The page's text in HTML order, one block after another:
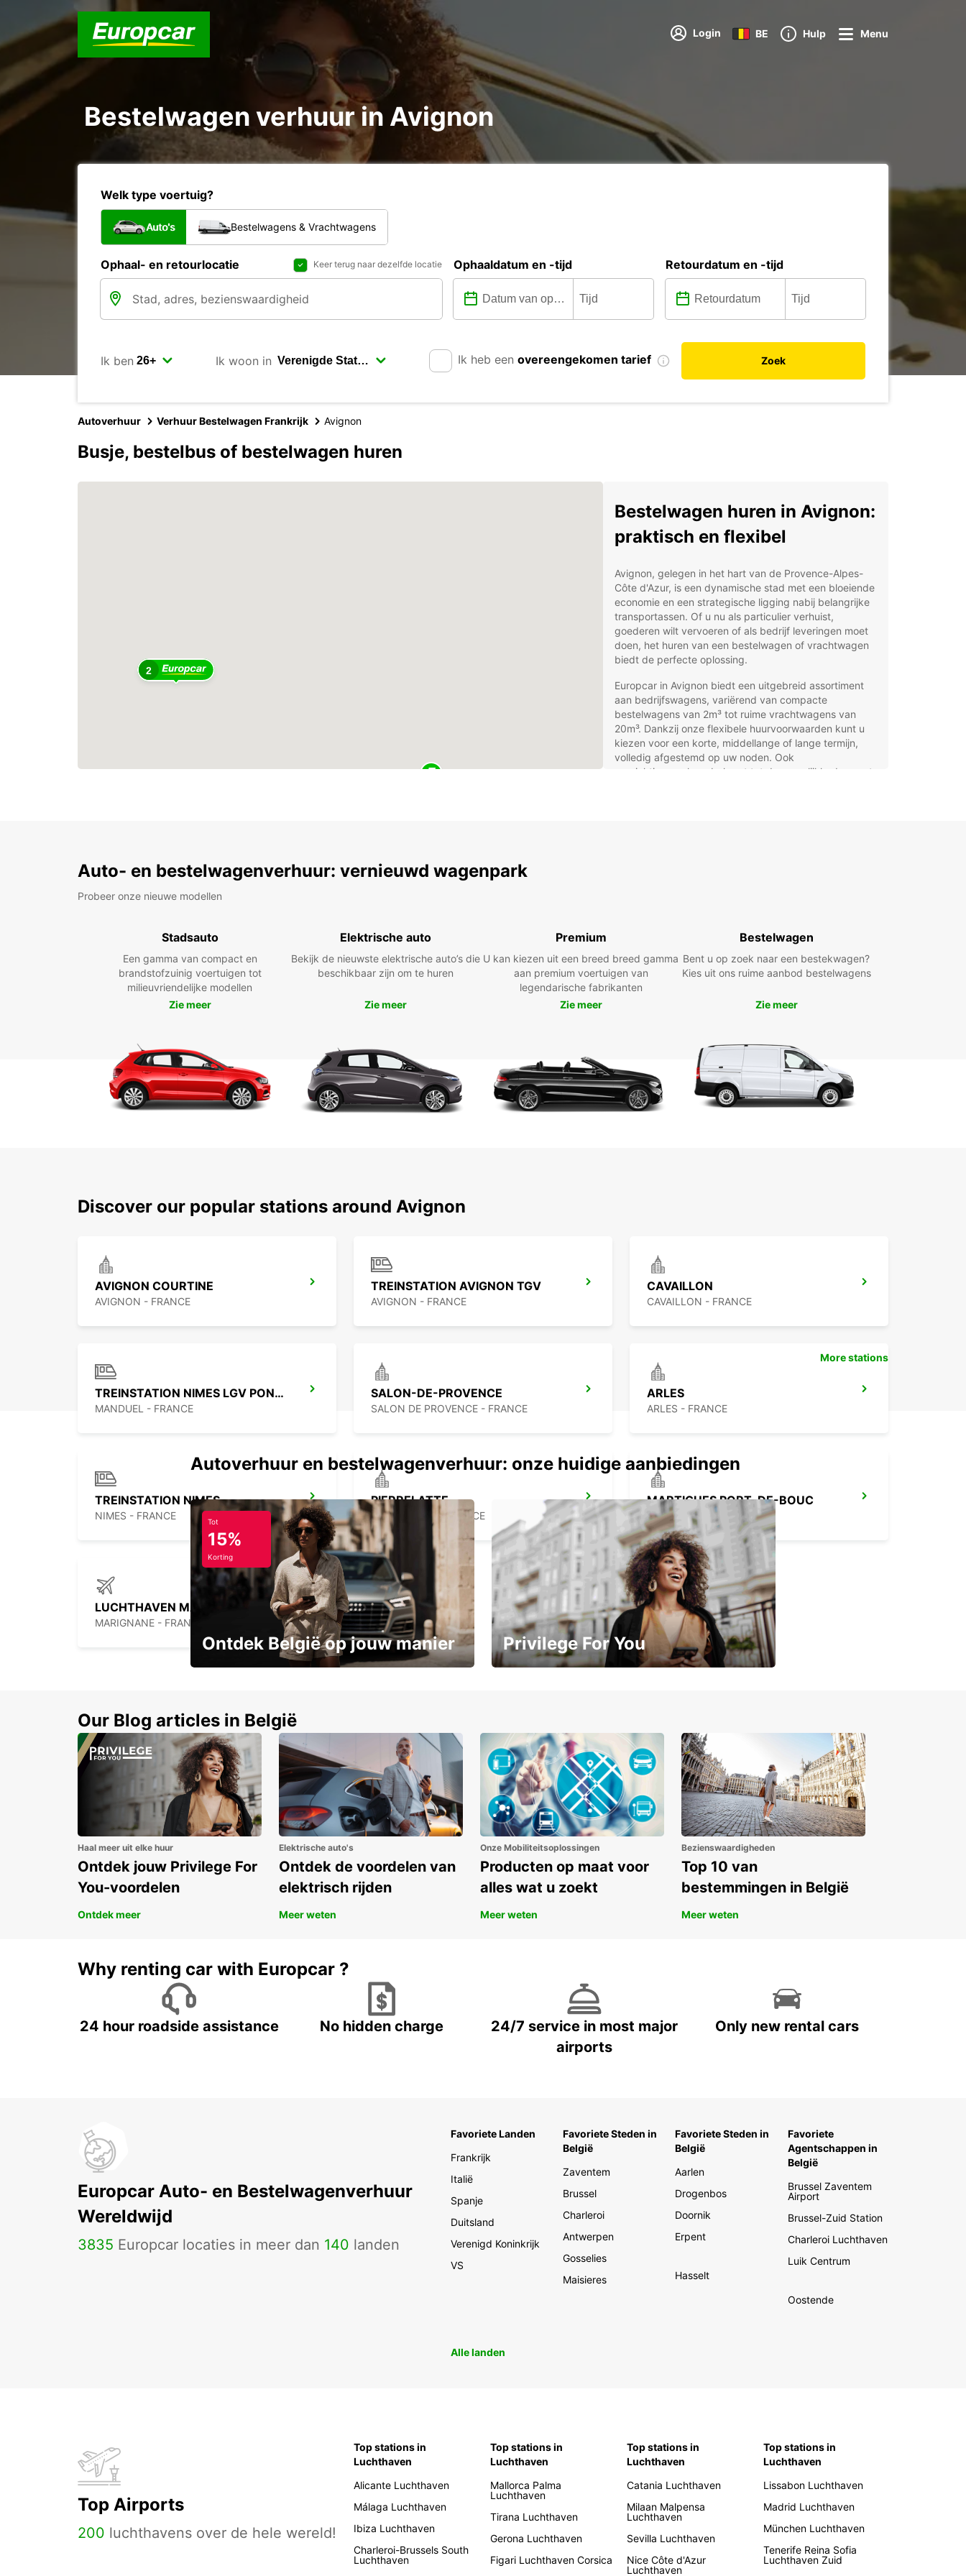
Login BE Hulp Menu
Bestelwagen verhuur in Avignon
Welk type voertuig?
Auto's Bestelwagens & Vrachtwagens
Ophaal- en retourlocatie Keer terug naar dezelfde locatie Ophaaldatum en -tijd Retourdatum en -tijd
Ik ben Ik woon in Ik heb een overeengekomen tarief Zoek
Autoverhuur Verhuur Bestelwagen Frankrijk Avignon
Busje, bestelbus of bestelwagen huren
2
Bestelwagen huren in Avignon:
praktisch en flexibel
Avignon, gelegen in het hart van de Provence-Alpes-
Côte d'Azur, is een dynamische stad met een bloeiende
economie en een strategische ligging nabij belangrijke
transportassen. Of u nu als particulier verhuist,
goederen wilt vervoeren of als bedrijf leveringen moet
doen, het huren van een bestelwagen of vrachtwagen
biedt de perfecte oplossing.
Europcar in Avignon biedt een uitgebreid assortiment
aan bedrijfswagens, variërend van compacte
bestelwagens van 2m³ tot ruime vrachtwagens van
20m³. Dankzij onze flexibele huurvoorwaarden kunt u
kiezen voor een korte, middellange of lange termijn,
volledig afgestemd op uw noden. Ook
eenrichtingsverhuur behoort tot de mogelijkheden, wat
gebruik
Breed aanbod aan voertuigen van 2m³ tot 20m³
Dédicaceerde zakelijke oplossingen via Europcar
luchthaven en bij het treinstation
Snel en eenvoudig online boeken met toegewijde
klantenservice
Flexibele huurperiodes: kort, middellang of lang
Auto- en bestelwagenverhuur: vernieuwd wagenpark
Probeer onze nieuwe modellen
Stadsauto
Een gamma van compact en
brandstofzuinig voertuigen tot
milieuvriendelijke modellen
Zie meer
Elektrische auto
Bekijk de nieuwste elektrische auto’s die
beschikbaar zijn om te huren
Zie meer
Premium
U kan kiezen uit een breed breed gamma
aan premium voertuigen van
legendarische fabrikanten
Zie meer
Bestelwagen
Bent u op zoek naar een bestekwagen?
Kies uit ons ruime aanbod bestelwagens
Zie meer
Discover our popular stations around Avignon
AVIGNON COURTINE
AVIGNON - FRANCE
TREINSTATION AVIGNON TGV
AVIGNON - FRANCE
CAVAILLON
CAVAILLON - FRANCE
TREINSTATION NIMES LGV PONT DU GARD
MANDUEL - FRANCE
SALON-DE-PROVENCE
SALON DE PROVENCE - FRANCE
ARLES
ARLES - FRANCE
TREINSTATION NIMES
NIMES - FRANCE
PIERRELATTE
PIERRELATTE - FRANCE
MARTIGUES PORT-DE-BOUC
PORT DE BOUC - FRANCE
LUCHTHAVEN MARSEILLE
MARIGNANE - FRANCE
More stations
Autoverhuur en bestelwagenverhuur: onze huidige aanbiedingen
Tot
15%
Korting
Ontdek België op jouw manier Privilege For You
Our Blog articles in België
Haal meer uit elke huur
Ontdek jouw Privilege For
You-voordelen
Ontdek meer
Elektrische auto's
Ontdek de voordelen van
elektrisch rijden
Meer weten
Onze Mobiliteitsoplossingen
Producten op maat voor
alles wat u zoekt
Meer weten
Bezienswaardigheden
Top 10 van
bestemmingen in België
Meer weten
Why renting car with Europcar ?
24 hour roadside assistance No hidden charge
24/7 service in most major
airports
Only new rental cars
Europcar Auto- en Bestelwagenverhuur
Wereldwijd
3835 Europcar locaties in meer dan 140 landen
Favoriete Landen
Frankrijk
Italië
Spanje
Duitsland
Verenigd Koninkrijk
VS
Favoriete Steden in
België
Zaventem
Brussel
Charleroi
Antwerpen
Gosselies
Maisieres
Favoriete Steden in
België
Aarlen
Drogenbos
Doornik
Erpent
Hasselt
Favoriete
Agentschappen in
België
Brussel Zaventem
Airport
Brussel-Zuid Station
Charleroi Luchthaven
Luik Centrum
Oostende
Alle landen
Top Airports
200 luchthavens over de hele wereld!
Top stations in
Luchthaven
Alicante Luchthaven
Málaga Luchthaven
Ibiza Luchthaven
Charleroi-Brussels South
Luchthaven
Top stations in
Luchthaven
Mallorca Palma
Luchthaven
Tirana Luchthaven
Gerona Luchthaven
Figari Luchthaven Corsica
Top stations in
Luchthaven
Catania Luchthaven
Milaan Malpensa
Luchthaven
Sevilla Luchthaven
Nice Côte d'Azur
Luchthaven
Top stations in
Luchthaven
Lissabon Luchthaven
Madrid Luchthaven
München Luchthaven
Tenerife Reina Sofia
Luchthaven Zuid